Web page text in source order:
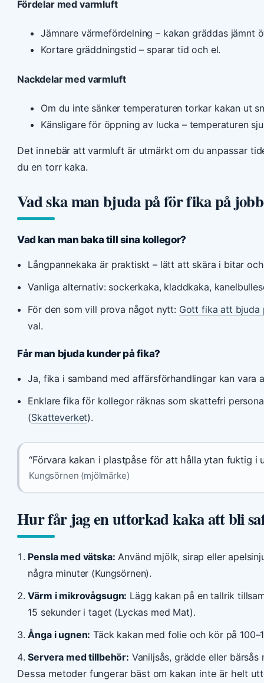
Fördelar med varmluft
Jämnare värmefördelning – kakan gräddas jämnt
Kortare gräddningstid – sparar tid och el.
Nackdelar med varmluft
Om du inte sänker temperaturen torkar kakan ut
Känsligare för öppning av lucka – temperaturen
Det innebär att varmluft är utmärkt om du anpassar
du en torr kaka.
Vad ska man bjuda på för fika på
Vad kan man baka till sina kollegor?
Långpannekaka är praktiskt – lätt att skära i bitar
Vanliga alternativ: sockerkaka, kladdkaka,
För den som vill prova något nytt: Gott fika att bjuda
val.
Får man bjuda kunder på fika?
Ja, fika i samband med affärsförhandlingar kan vara
Enklare fika för kollegor räknas som skattefri
(Skatteverket).
“Förvara kakan i plastpåse för att hålla ytan fuktig i
Kungsörnen (mjölmärke)
Hur får jag en uttorkad kaka att bli
Pensla med vätska: Använd mjölk, sirap eller
några minuter (Kungsörnen).
Värm i mikrovågsugn: Lägg kakan på en tallrik
15 sekunder i taget (Lyckas med Mat).
Ånga i ugnen: Täck kakan med folie och kör på
Servera med tillbehör: Vaniljsås, grädde eller
Dessa metoder fungerar bäst om kakan inte är helt